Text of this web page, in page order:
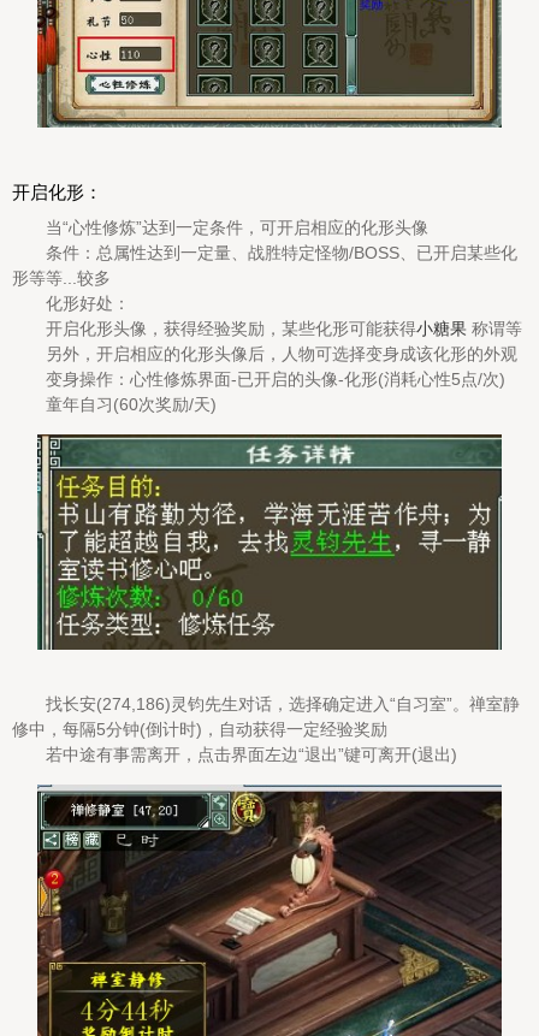
开启化形：
当“心性修炼”达到一定条件，可开启相应的化形头像
条件：总属性达到一定量、战胜特定怪物/BOSS、已开启某些化
形等等...较多
化形好处：
开启化形头像，获得经验奖励，某些化形可能获得小糖果 称谓等
另外，开启相应的化形头像后，人物可选择变身成该化形的外观
变身操作：心性修炼界面-已开启的头像-化形(消耗心性5点/次)
童年自习(60次奖励/天)
找长安(274,186)灵钧先生对话，选择确定进入“自习室”。禅室静
修中，每隔5分钟(倒计时)，自动获得一定经验奖励
若中途有事需离开，点击界面左边“退出”键可离开(退出)